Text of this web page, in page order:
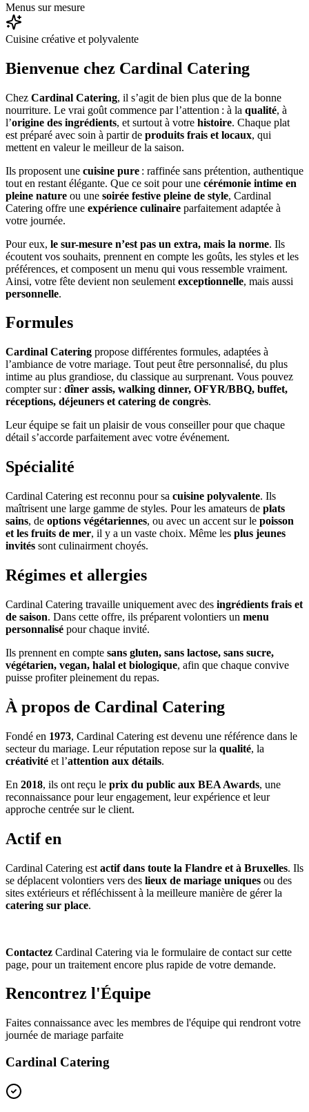
Menus sur mesure
Cuisine créative et polyvalente
Bienvenue chez Cardinal Catering
Chez Cardinal Catering, il s’agit de bien plus que de la bonne
nourriture. Le vrai goût commence par l’attention : à la qualité, à
l’origine des ingrédients, et surtout à votre histoire. Chaque plat
est préparé avec soin à partir de produits frais et locaux, qui
mettent en valeur le meilleur de la saison.
Ils proposent une cuisine pure : raffinée sans prétention, authentique
tout en restant élégante. Que ce soit pour une cérémonie intime en
pleine nature ou une soirée festive pleine de style, Cardinal
Catering offre une expérience culinaire parfaitement adaptée à
votre journée.
Pour eux, le sur-mesure n’est pas un extra, mais la norme. Ils
écoutent vos souhaits, prennent en compte les goûts, les styles et les
préférences, et composent un menu qui vous ressemble vraiment.
Ainsi, votre fête devient non seulement exceptionnelle, mais aussi
personnelle.
Formules
Cardinal Catering propose différentes formules, adaptées à
l’ambiance de votre mariage. Tout peut être personnalisé, du plus
intime au plus grandiose, du classique au surprenant. Vous pouvez
compter sur : dîner assis, walking dinner, OFYR/BBQ, buffet,
réceptions, déjeuners et catering de congrès.
Leur équipe se fait un plaisir de vous conseiller pour que chaque
détail s’accorde parfaitement avec votre événement.
Spécialité
Cardinal Catering est reconnu pour sa cuisine polyvalente. Ils
maîtrisent une large gamme de styles. Pour les amateurs de plats
sains, de options végétariennes, ou avec un accent sur le poisson
et les fruits de mer, il y a un vaste choix. Même les plus jeunes
invités sont culinairment choyés.
Régimes et allergies
Cardinal Catering travaille uniquement avec des ingrédients frais et
de saison. Dans cette offre, ils préparent volontiers un menu
personnalisé pour chaque invité.
Ils prennent en compte sans gluten, sans lactose, sans sucre,
végétarien, vegan, halal et biologique, afin que chaque convive
puisse profiter pleinement du repas.
À propos de Cardinal Catering
Fondé en 1973, Cardinal Catering est devenu une référence dans le
secteur du mariage. Leur réputation repose sur la qualité, la
créativité et l’attention aux détails.
En 2018, ils ont reçu le prix du public aux BEA Awards, une
reconnaissance pour leur engagement, leur expérience et leur
approche centrée sur le client.
Actif en
Cardinal Catering est actif dans toute la Flandre et à Bruxelles. Ils
se déplacent volontiers vers des lieux de mariage uniques ou des
sites extérieurs et réfléchissent à la meilleure manière de gérer la
catering sur place.
Contactez Cardinal Catering via le formulaire de contact sur cette
page, pour un traitement encore plus rapide de votre demande.
Rencontrez l'Équipe
Faites connaissance avec les membres de l'équipe qui rendront votre
journée de mariage parfaite
Cardinal Catering